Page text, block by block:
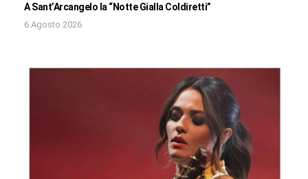
A Sant’Arcangelo la “Notte Gialla Coldiretti”
6 Agosto 2026